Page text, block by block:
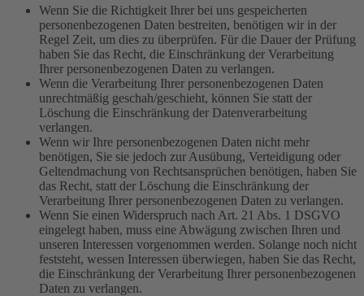
Wenn Sie die Richtigkeit Ihrer bei uns gespeicherten
personenbezogenen Daten bestreiten, benötigen wir in der
Regel Zeit, um dies zu überprüfen. Für die Dauer der Prüfung
haben Sie das Recht, die Einschränkung der Verarbeitung
Ihrer personenbezogenen Daten zu verlangen.
Wenn die Verarbeitung Ihrer personenbezogenen Daten
unrechtmäßig geschah/geschieht, können Sie statt der
Löschung die Einschränkung der Datenverarbeitung
verlangen.
Wenn wir Ihre personenbezogenen Daten nicht mehr
benötigen, Sie sie jedoch zur Ausübung, Verteidigung oder
Geltendmachung von Rechtsansprüchen benötigen, haben Sie
das Recht, statt der Löschung die Einschränkung der
Verarbeitung Ihrer personenbezogenen Daten zu verlangen.
Wenn Sie einen Widerspruch nach Art. 21 Abs. 1 DSGVO
eingelegt haben, muss eine Abwägung zwischen Ihren und
unseren Interessen vorgenommen werden. Solange noch nicht
feststeht, wessen Interessen überwiegen, haben Sie das Recht,
die Einschränkung der Verarbeitung Ihrer personenbezogenen
Daten zu verlangen.